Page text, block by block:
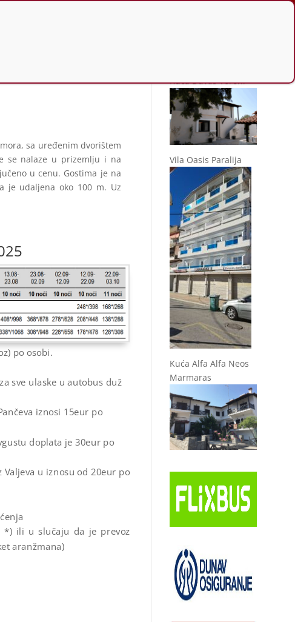
sa uređenim dvorištem
se nalaze u prizemlju i na
u cenu. Gostima je na
je udaljena oko 100 m. Uz
po osobi.
sve ulaske u autobus duž
iznosi 15eur po
doplata je 30eur po
u iznosu od 20eur po
*) ili u slučaju da je prevoz
aranžmana)
Kuća Duvas Toroni
Vila Oasis Paralija
Kuća Alfa Alfa Neos
Marmaras